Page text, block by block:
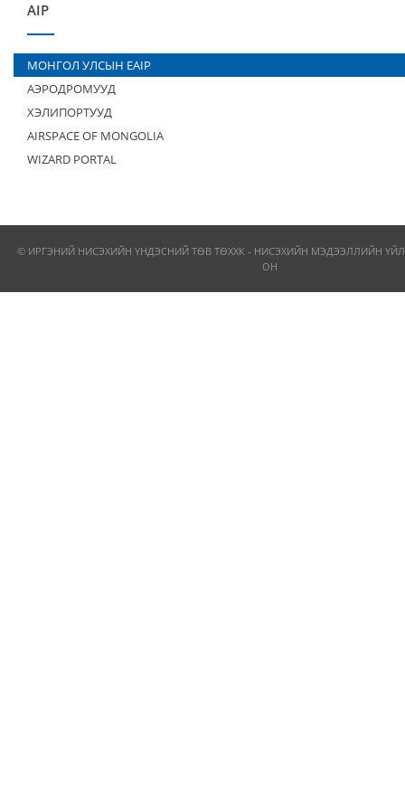
AIP
МОНГОЛ УЛСЫН EAIP
АЭРОДРОМУУД
ХЭЛИПОРТУУД
AIRSPACE OF MONGOLIA
WIZARD PORTAL
© ИРГЭНИЙ НИСЭХИЙН ҮНДЭСНИЙ ТӨВ ТӨХХК - НИСЭХИЙН МЭДЭЭЛЛИЙН
ОН